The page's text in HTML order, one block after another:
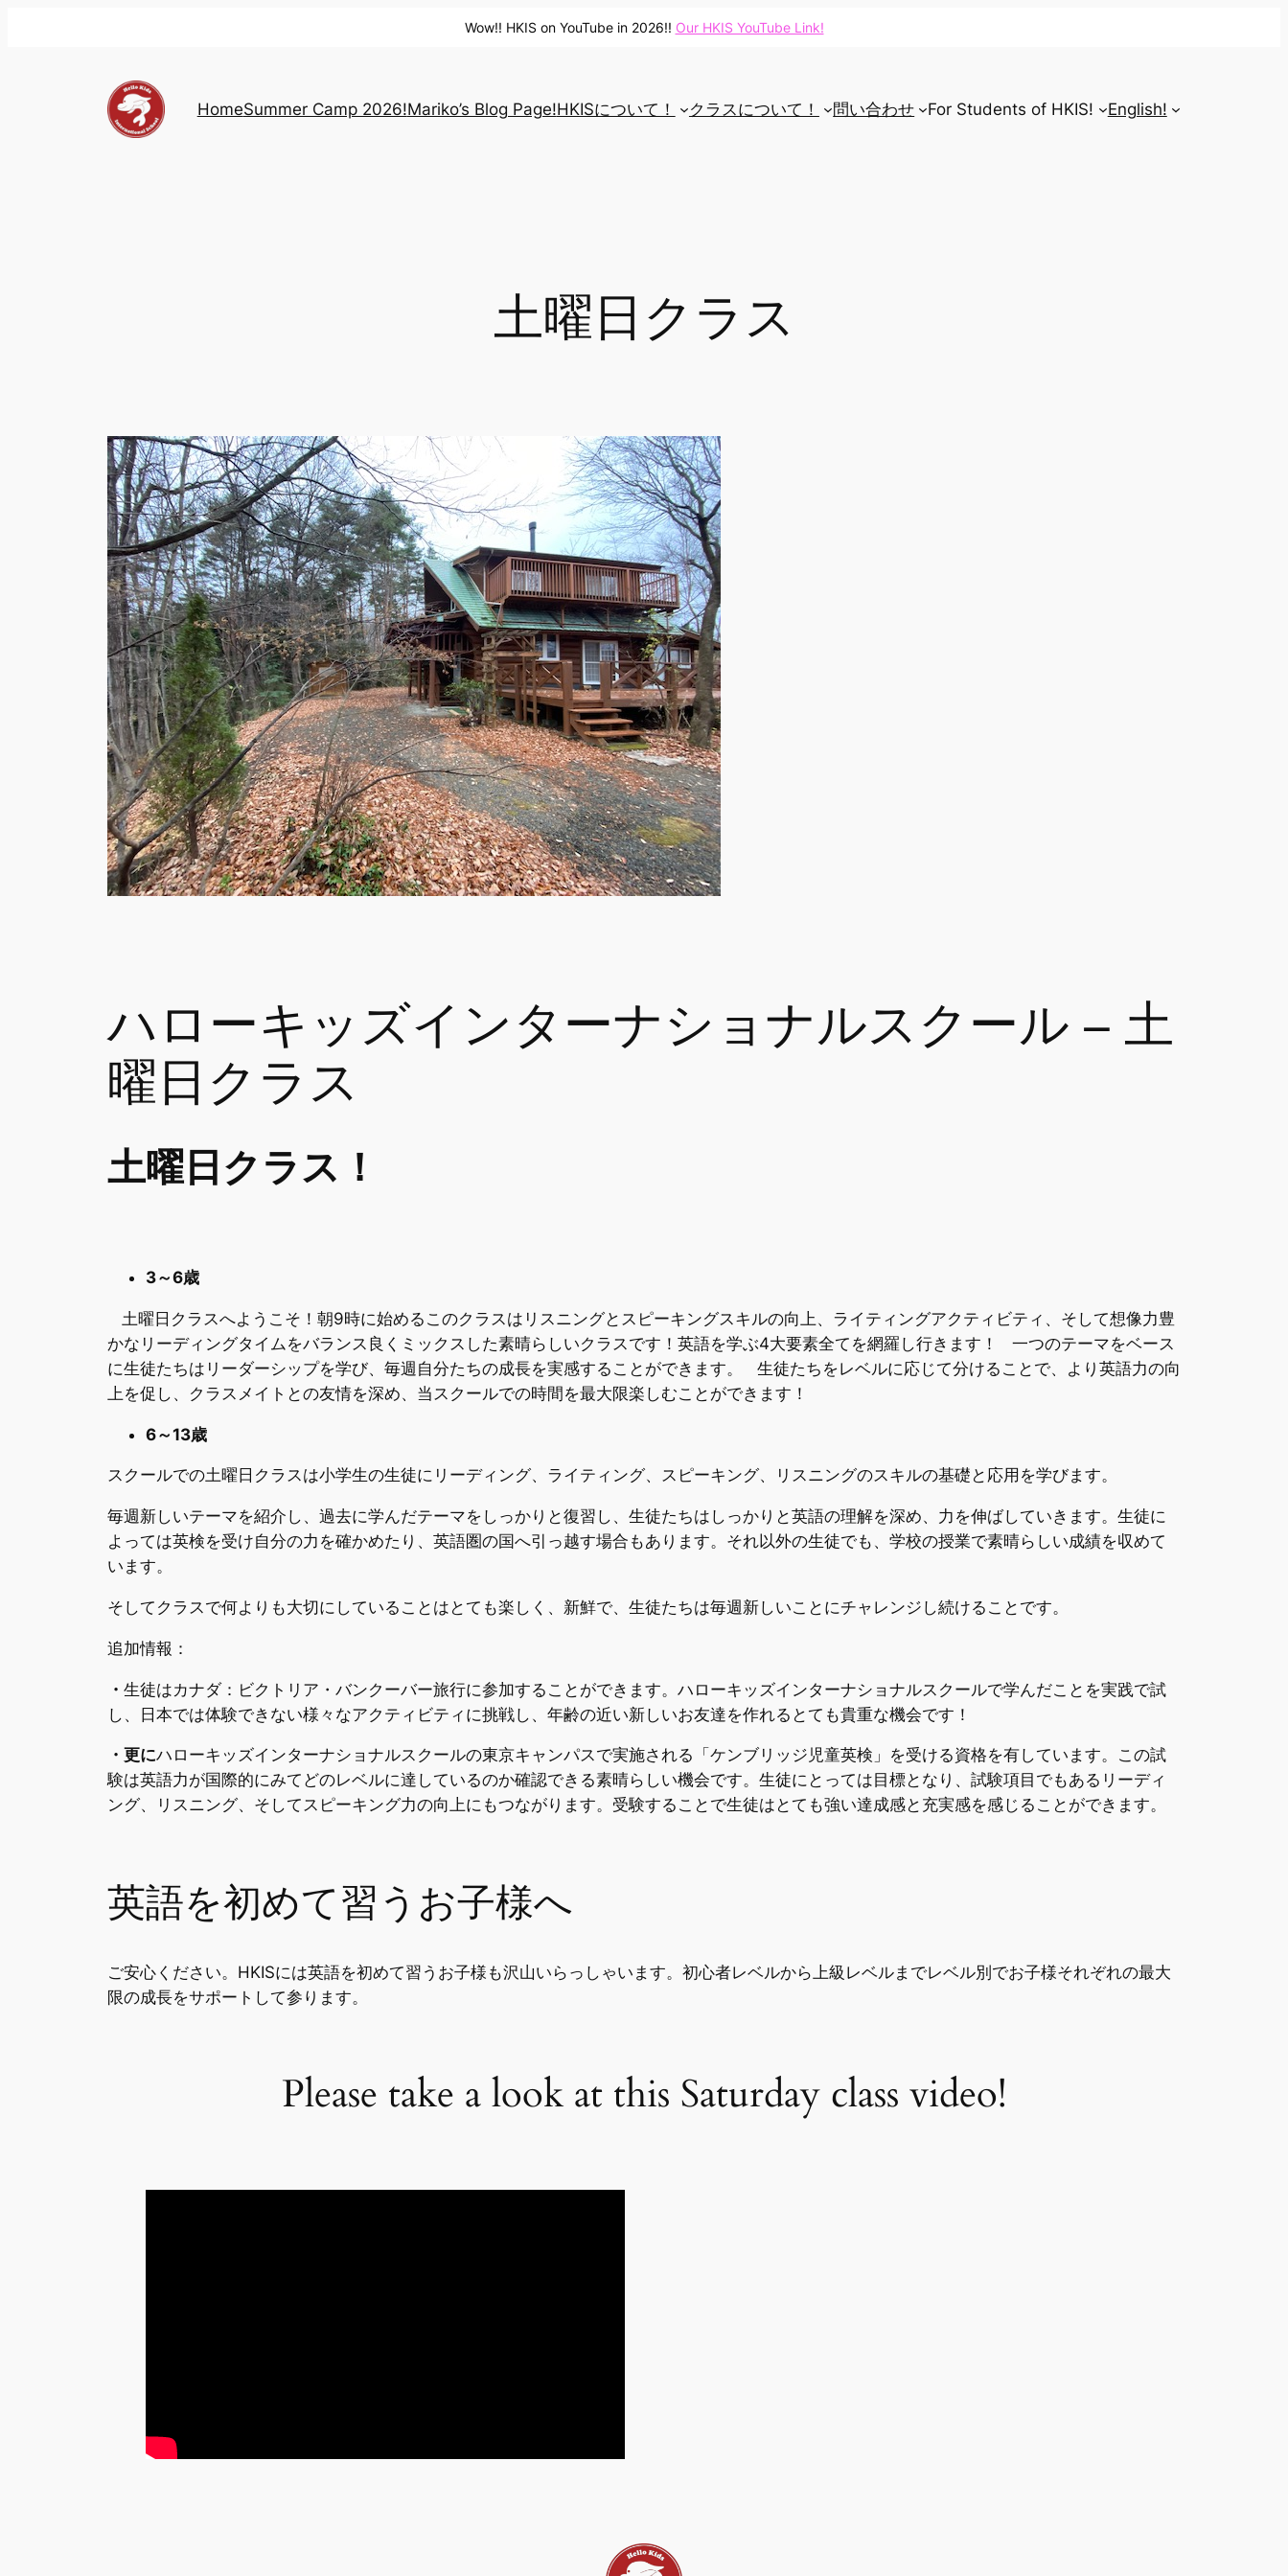
Wow!! HKIS on YouTube in 2026!! Our HKIS YouTube Link!
HomeSummer Camp 2026!Mariko’s Blog Page!HKISについて！ クラスについて！ 問い合わせ For Students of HKIS! English!
土曜日クラス
ハローキッズインターナショナルスクール – 土
曜日クラス
土曜日クラス！
3～6歳
土曜日クラスへようこそ！朝9時に始めるこのクラスはリスニングとスピーキングスキルの向上、ライティングアクティビティ、そして想像力豊
かなリーディングタイムをバランス良くミックスした素晴らしいクラスです！英語を学ぶ4大要素全てを網羅し行きます！ 一つのテーマをベース
に生徒たちはリーダーシップを学び、毎週自分たちの成長を実感することができます。 生徒たちをレベルに応じて分けることで、より英語力の向
上を促し、クラスメイトとの友情を深め、当スクールでの時間を最大限楽しむことができます！
6～13歳
スクールでの土曜日クラスは小学生の生徒にリーディング、ライティング、スピーキング、リスニングのスキルの基礎と応用を学びます。
毎週新しいテーマを紹介し、過去に学んだテーマをしっかりと復習し、生徒たちはしっかりと英語の理解を深め、力を伸ばしていきます。生徒に
よっては英検を受け自分の力を確かめたり、英語圏の国へ引っ越す場合もあります。それ以外の生徒でも、学校の授業で素晴らしい成績を収めて
います。
そしてクラスで何よりも大切にしていることはとても楽しく、新鮮で、生徒たちは毎週新しいことにチャレンジし続けることです。
追加情報：
・ 生徒はカナダ：ビクトリア・バンクーバー旅行に参加することができます。ハローキッズインターナショナルスクールで学んだことを実践で試
し、日本では体験できない様々なアクティビティに挑戦し、年齢の近い新しいお友達を作れるとても貴重な機会です！
・更にハローキッズインターナショナルスクールの東京キャンパスで実施される「ケンブリッジ児童英検」を受ける資格を有しています。この試
験は英語力が国際的にみてどのレベルに達しているのか確認できる素晴らしい機会です。生徒にとっては目標となり、試験項目でもあるリーディ
ング、リスニング、そしてスピーキング力の向上にもつながります。受験することで生徒はとても強い達成感と充実感を感じることができます。
英語を初めて習うお子様へ
ご安心ください。HKISには英語を初めて習うお子様も沢山いらっしゃいます。初心者レベルから上級レベルまでレベル別でお子様それぞれの最大
限の成長をサポートして参ります。
Please take a look at this Saturday class video!